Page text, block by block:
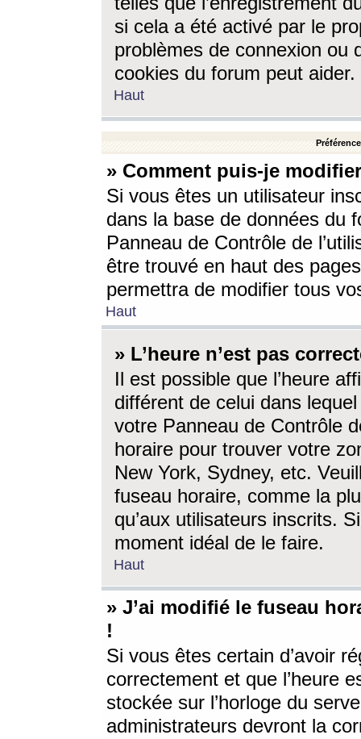
si cela a été activé par le
problèmes de connexion ou
cookies du forum peut aider.
Haut
» Comment puis-je
Si vous êtes un utilisateur
dans la base de données du
Panneau de Contrôle de
être trouvé en haut des
permettra de modifier tous
Haut
» L’heure n’est pas
Il est possible que l’heure
différent de celui dans
votre Panneau de Contrôle
horaire pour trouver votre
New York, Sydney, etc.
fuseau horaire, comme la
qu’aux utilisateurs inscrits.
moment idéal de le faire.
Haut
» J’ai modifié le fuseau
!
Si vous êtes certain d’avoir
correctement et que l’heure
stockée sur l’horloge du
administrateurs devront la